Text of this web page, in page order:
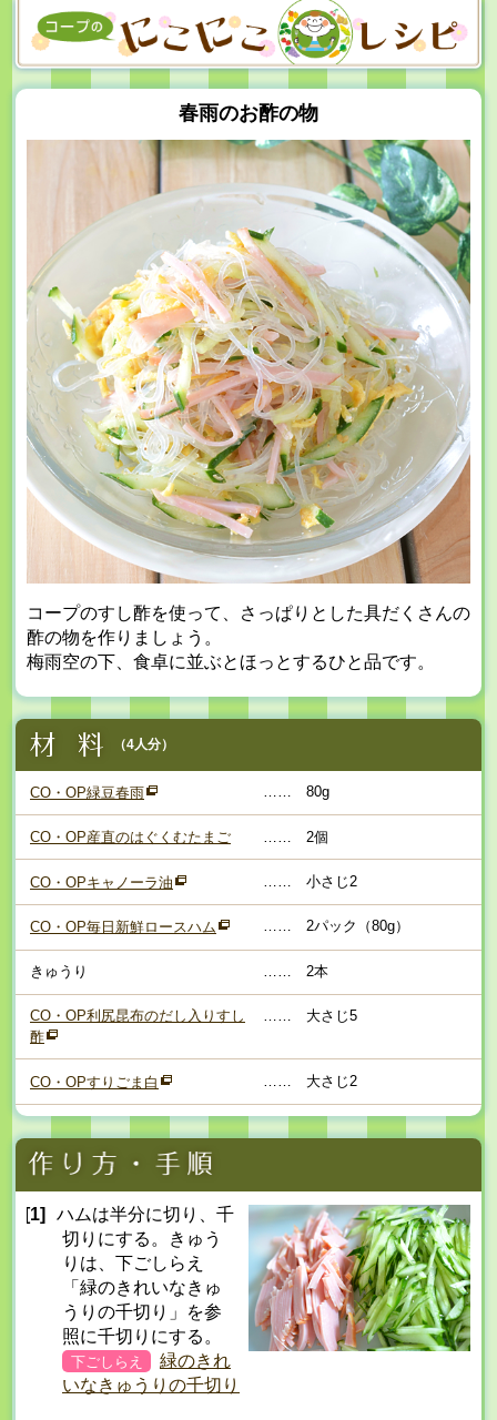
春雨のお酢の物
コープのすし酢を使って、さっぱりとした具だくさんの
酢の物を作りましょう。
梅雨空の下、食卓に並ぶとほっとするひと品です。
（4人分）
CO・OP緑豆春雨 …… 80g
CO・OP産直のはぐくむたまご 2個
CO・OPキャノーラ油 小さじ2
CO・OP毎日新鮮ロースハム …… 2パック（80g）
きゅうり …… 2本
CO・OP利尻昆布のだし入りすし
酢
大さじ5
CO・OPすりごま白 大さじ2
[1]
ハムは半分に切り、千
切りにする。きゅう
りは、下ごしらえ
「緑のきれいなきゅ
うりの千切り」を参
照に千切りにする。
下ごしらえ
緑のきれ
いなきゅうりの千切り